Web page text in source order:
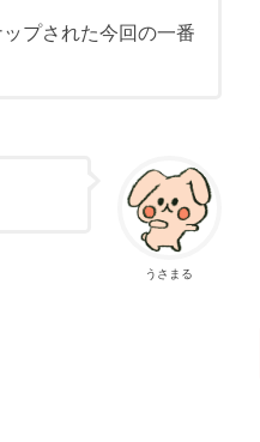
プされた今回の一番
うさまる